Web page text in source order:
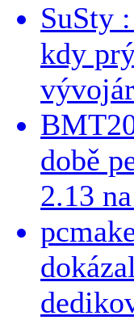
SuSty
kdy
době
2.13